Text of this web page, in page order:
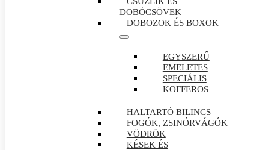
DOBÓCSÖVEK
DOBOZOK ÉS BOXOK
EGYSZERŰ
EMELETES
SPECIÁLIS
KOFFEROS
HALTARTÓ BILINCS
FOGÓK, ZSINÓRVÁGÓK
VÖDRÖK
KÉSEK ÉS